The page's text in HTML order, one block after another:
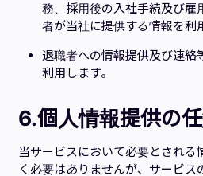
務、採用後の入社手続及び雇
者が当社に提供する情報を利
退職者への情報提供及び連絡
利用します。
6.個人情報提供の
当サービスにおいて必要とされる
く必要はありませんが、サービス